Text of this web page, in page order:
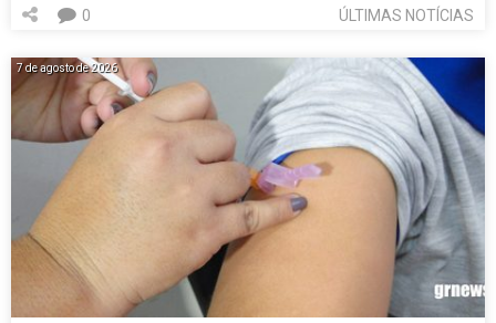
ÚLTIMAS NOTÍCIAS
0
7 de agosto de 2026